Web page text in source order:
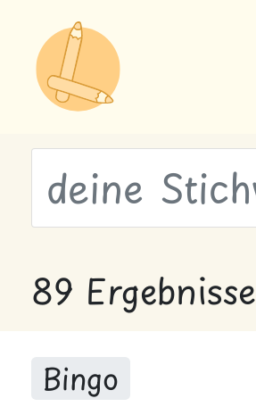
89 Ergebnisse
Bingo
wähle Labels